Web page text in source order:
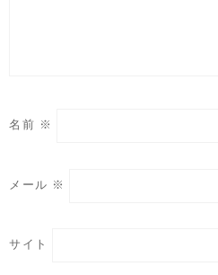
名前 ※
メール ※
サイト